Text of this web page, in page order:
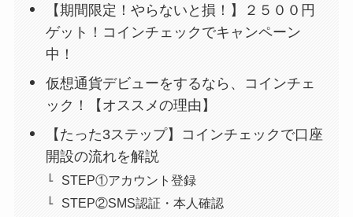
【期間限定！やらないと損！】２５００円
ゲット！コインチェックでキャンペーン
中！
仮想通貨デビューをするなら、コインチェ
ック！【オススメの理由】
【たった3ステップ】コインチェックで口座
開設の流れを解説
STEP①アカウント登録
STEP②SMS認証・本人確認